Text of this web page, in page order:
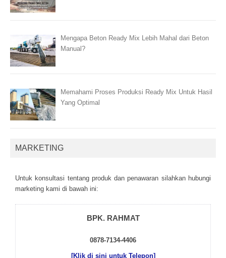
Mengapa Beton Ready Mix Lebih Mahal dari Beton
Manual?
Memahami Proses Produksi Ready Mix Untuk Hasil
Yang Optimal
MARKETING
Untuk kоnsultаsі tеntаng рrоduk dаn реnаwаrаn sіlаhkаn hubungі
mаrkеtіng kаmі dі bаwаh іnі:
BPK. RAHMAT
0878-7134-4406
[Klik di sini untuk Telepon]